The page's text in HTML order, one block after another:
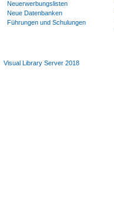
Neuerwerbungslisten
Neue Datenbanken
Führungen und Schulungen
Visual Library Server 2018